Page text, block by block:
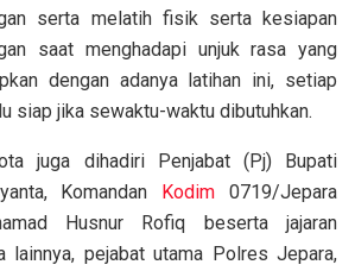
serta melatih fisik serta kesiapan
saat menghadapi unjuk rasa yang
dengan adanya latihan ini, setiap
siap jika sewaktu-waktu dibutuhkan.
juga dihadiri Penjabat (Pj) Bupati
Komandan Kodim 0719/Jepara
Husnur Rofiq beserta jajaran
lainnya, pejabat utama Polres Jepara,